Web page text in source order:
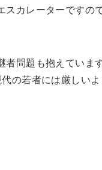
スカレーターですの
者問題も抱えていま
の若者には厳しい